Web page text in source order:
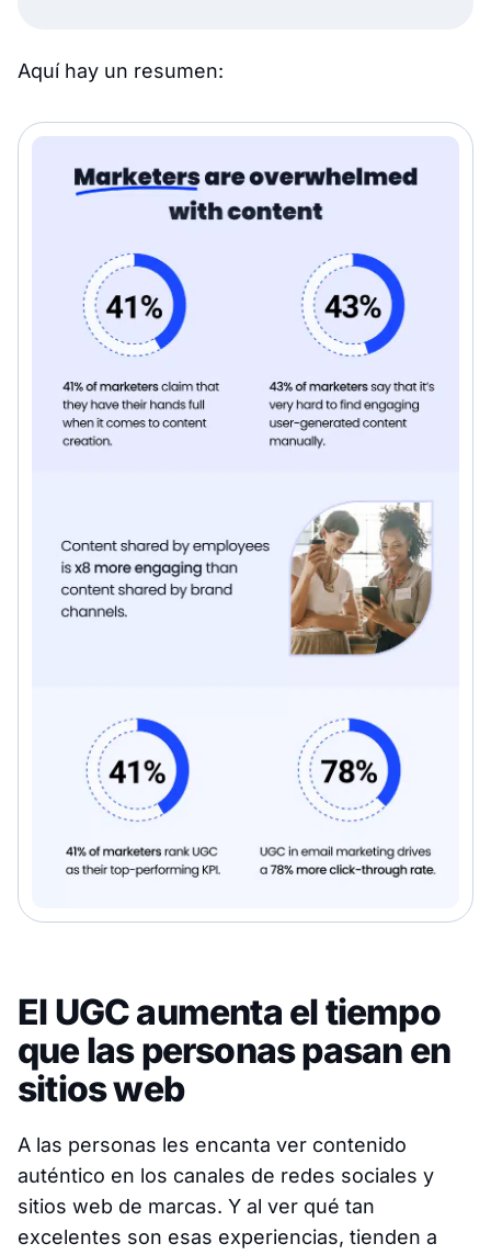
Aquí hay un resumen:
El UGC aumenta el tiempo
que las personas pasan en
sitios web
A las personas les encanta ver contenido
auténtico en los canales de redes sociales y
sitios web de marcas. Y al ver qué tan
excelentes son esas experiencias, tienden a